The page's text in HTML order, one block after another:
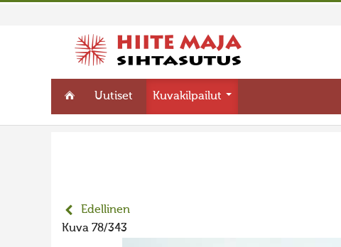
Uutiset Kuvakilpailut
Edellinen
Kuva 78/343